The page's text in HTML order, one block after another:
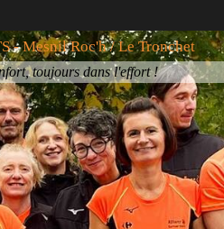
- Mesnil Roc'h / Le Tronchet
toujours dans l'effort !